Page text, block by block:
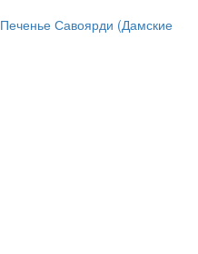
Печенье Савоярди (Дамские